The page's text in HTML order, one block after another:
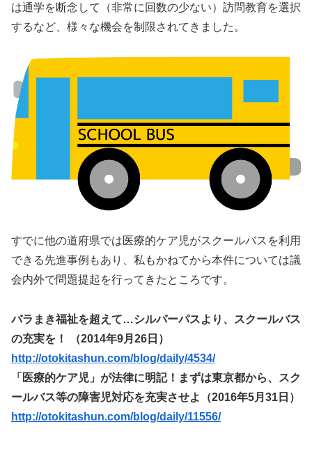
は通学を断念して（非常に回数の少ない）訪問教育を選択
するなど、様々な機会を制限されてきました。
すでに他の道府県では医療的ケア児がスクールバスを利用
できる先進事例もあり、私もかねてから本件については議
会内外で問題提起を行ってきたところです。
バラまき福祉を超えて…シルバーパスより、スクールバス
の充実を！ （2014年9月26日）
http://otokitashun.com/blog/daily/4534/
「医療的ケア児」が法律に明記！まずは東京都から、スク
ールバス等の障害児対応を充実させよ（2016年5月31日）
http://otokitashun.com/blog/daily/11556/